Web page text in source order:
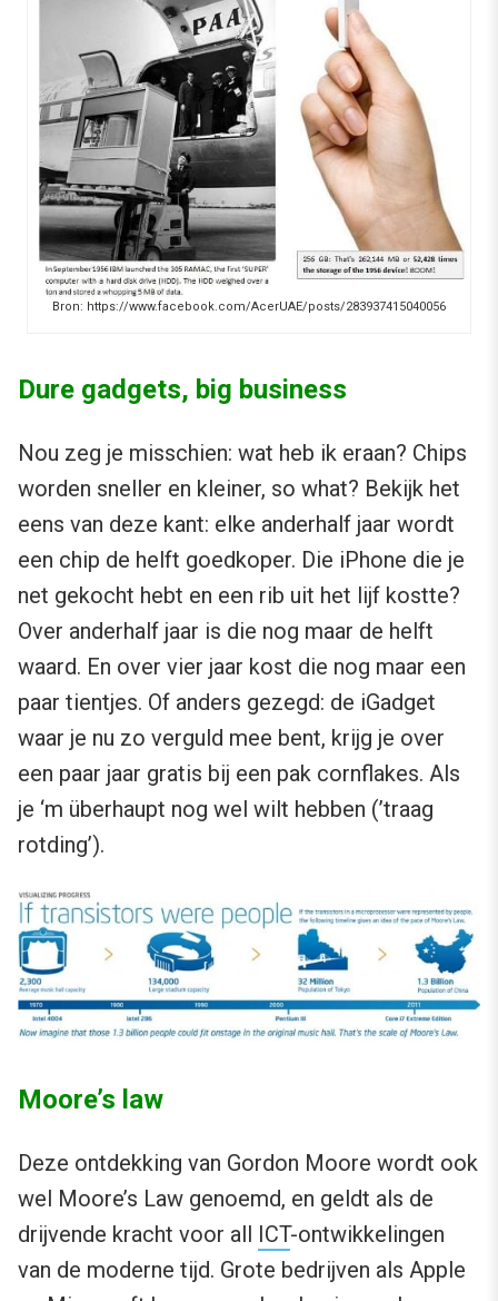
Bron: https://www.facebook.com/AcerUAE/posts/283937415040056
Dure gadgets, big business
Nou zeg je misschien: wat heb ik eraan? Chips
worden sneller en kleiner, so what? Bekijk het
eens van deze kant: elke anderhalf jaar wordt
een chip de helft goedkoper. Die iPhone die je
net gekocht hebt en een rib uit het lijf kostte?
Over anderhalf jaar is die nog maar de helft
waard. En over vier jaar kost die nog maar een
paar tientjes. Of anders gezegd: de iGadget
waar je nu zo verguld mee bent, krijg je over
een paar jaar gratis bij een pak cornflakes. Als
je ‘m überhaupt nog wel wilt hebben (’traag
rotding’).
Moore’s law
Deze ontdekking van Gordon Moore wordt ook
wel Moore’s Law genoemd, en geldt als de
drijvende kracht voor all ICT-ontwikkelingen
van de moderne tijd. Grote bedrijven als Apple